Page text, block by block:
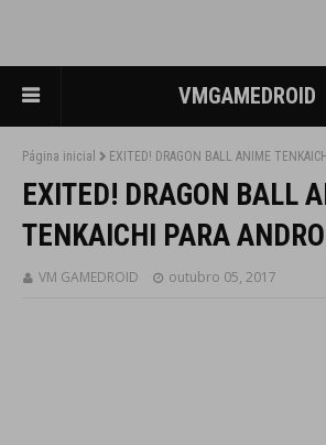
VMGAMEDROID
Página inicial EXITED! DRAGON BALL ANIME
EXITED! DRAGON BALL
TENKAICHI PARA
VM GAMEDROID outubro 05, 2017